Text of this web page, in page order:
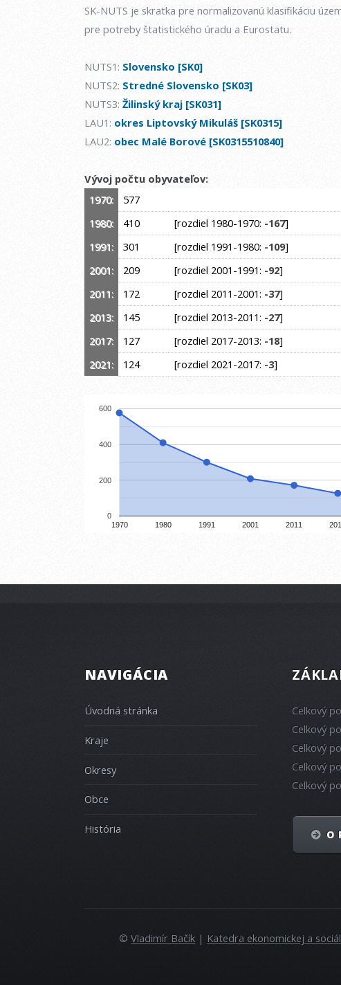
SK-NUTS je skratka pre normalizovanú klasifikáciu
pre potreby štatistického úradu a Eurostatu.
NUTS1: Slovensko [SK0]
NUTS2: Stredné Slovensko [SK03]
NUTS3: Žilinský kraj [SK031]
LAU1: okres Liptovský Mikuláš [SK0315]
LAU2: obec Malé Borové [SK0315510840]
Vývoj počtu obyvateľov:
1970:
577
1980:
410 [rozdiel 1980-1970: -167]
1991:
301 [rozdiel 1991-1980: -109]
2001:
209 [rozdiel 2001-1991: -92]
2011:
172 [rozdiel 2011-2001: -37]
2013:
145 [rozdiel 2013-2011: -27]
2017:
127 [rozdiel 2017-2013: -18]
2021:
124 [rozdiel 2021-2017: -3]
1970 1980 1991 2001 2011
0
200
400
600
NAVIGÁCIA
Úvodná stránka
Kraje
Okresy
Obce
História
Celkový
Celkový
Celkový
Celkový
Celkový
O
©Vladimír Bačík | Katedra ekonomickej a